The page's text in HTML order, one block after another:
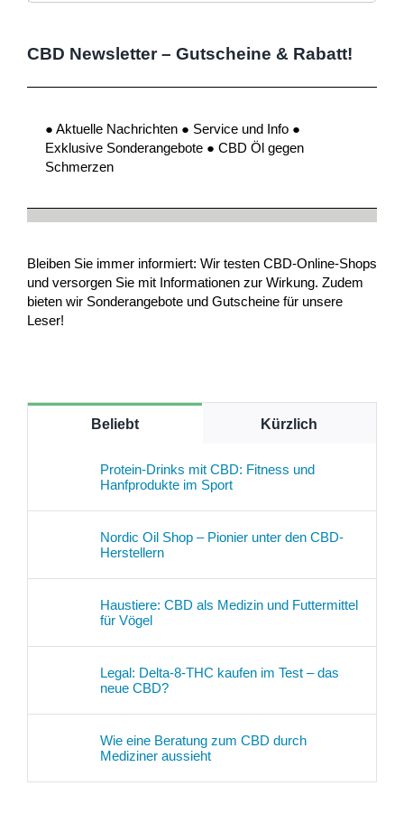
CBD Newsletter – Gutscheine & Rabatt!
● Aktuelle Nachrichten ● Service und Info ●
Exklusive Sonderangebote ● CBD Öl gegen
Schmerzen
Bleiben Sie immer informiert: Wir testen CBD-Online-Shops
und versorgen Sie mit Informationen zur Wirkung. Zudem
bieten wir Sonderangebote und Gutscheine für unsere
Leser!
Beliebt Kürzlich
Protein-Drinks mit CBD: Fitness und
Hanfprodukte im Sport
Nordic Oil Shop – Pionier unter den CBD-
Herstellern
Haustiere: CBD als Medizin und Futtermittel
für Vögel
Legal: Delta-8-THC kaufen im Test – das
neue CBD?
Wie eine Beratung zum CBD durch
Mediziner aussieht